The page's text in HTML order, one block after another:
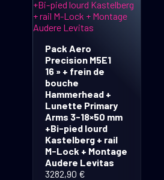
Pack Aero
Precision M5E1
16 » + frein de
bouche
Hammerhead +
Lunette Primary
Arms 3-18×50 mm
+Bi-pied lourd
Kastelberg + rail
M-Lock + Montage
Audere Levitas
3282,90 €